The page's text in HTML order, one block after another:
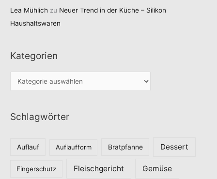
Lea Mühlich zu Neuer Trend in der Küche – Silikon
Haushaltswaren
Kategorien
a
e
Schlagwörter
Auflauf Auflaufform Bratpfanne Dessert
Fingerschutz Fleischgericht Gemüse